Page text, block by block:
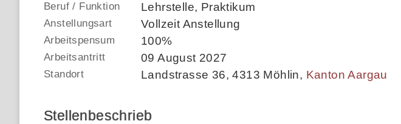
Beruf / Funktion Lehrstelle, Praktikum
Anstellungsart Vollzeit Anstellung
Arbeitspensum 100%
Arbeitsantritt 09 August 2027
Standort Landstrasse 36,4313 Möhlin, Kanton Aargau
Stellenbeschrieb